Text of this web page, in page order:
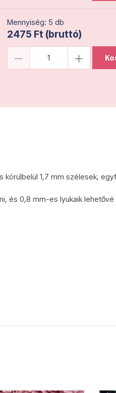
Mennyiség: 5 db
2475 Ft (bruttó)
körülbelül 1,7 mm szélesek,
és 0,8 mm-es lyukaik